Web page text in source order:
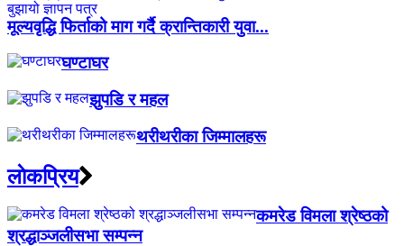
मूल्यवृद्धि फिर्ताको माग गर्दै क्रान्तिकारी युवा...
घण्टाघर
झुपडि र महल
थरीथरीका जिम्मालहरू
लाेकप्रिय
कमरेड विमला श्रेष्ठको
श्रद्धाञ्जलीसभा सम्पन्न